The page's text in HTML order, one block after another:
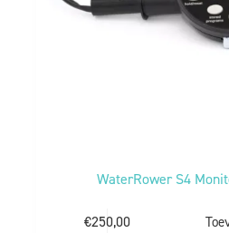
WaterRower S4
€250,00